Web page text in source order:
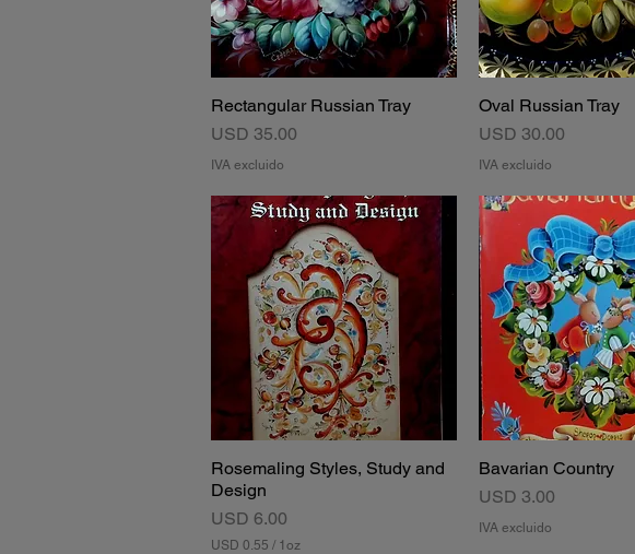
Vista rápida
Rectangular Russian Tray
Precio
USD 35.00
IVA excluido
Vista rápida
Oval Russian Tray
Precio
USD 30.00
IVA excluido
Vista rápida
Rosemaling Styles, Study and
Design
Precio
USD 6.00
USD 0.55 / 1oz
Vista rápida
Bavarian Country
Precio
USD 3.00
IVA excluido